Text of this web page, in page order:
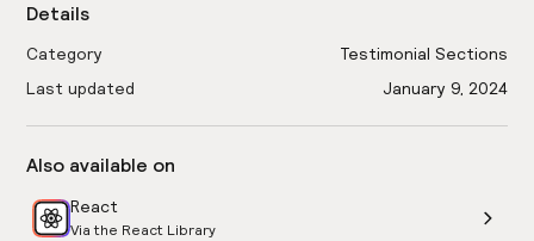
Details
Category
Testimonial Sections
Last updated
January 9, 2024
Also available on
React
Via the React Library